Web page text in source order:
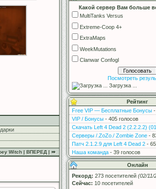
Witch | ВПЕРЕД | ⇛
Какой сервер Вам больше
MultiTanks Versus
Extreme-Coop 4+
ExtraMaps
WeekMutations
Clanwar Confogl
Посмотреть
Загрузка ...
Рейтинг
Free VIP — Бесплатные Бонусы -
VIP / Бонусы - 405 голосов
Скачать Left 4 Dead 2 (2.2.2.2)
Серверы /.ZoZo./ Zombie Zone -
Патч 2.1.2.9 для Left 4 Dead 2 -
Наша команда - 39 голосов
Онлайн
Рекорд: 273 посетителей (02/11/
Сейчас: 10 посетителей